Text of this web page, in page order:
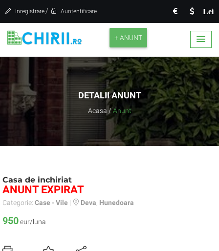
Lei
Inregistrare / Auntentificare
+ ANUNT
DETALII ANUNT
Acasa / Anunt
Casa de inchiriat
ANUNT EXPIRAT
Categorie: Case - Vile | Deva Hunedoara
950eur/luna